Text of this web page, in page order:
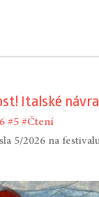
Italské
#5 #Čtení
5/2026 na